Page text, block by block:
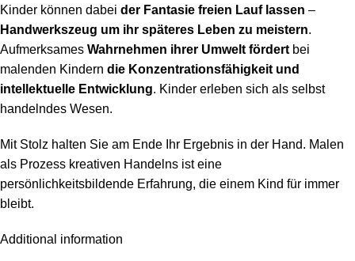
Kinder können dabei der Fantasie freien Lauf lassen –
Handwerkszeug um ihr späteres Leben zu meistern.
Aufmerksames Wahrnehmen ihrer Umwelt fördert bei
malenden Kindern die Konzentrationsfähigkeit und
intellektuelle Entwicklung. Kinder erleben sich als selbst
handelndes Wesen.
Mit Stolz halten Sie am Ende Ihr Ergebnis in der Hand. Malen
als Prozess kreativen Handelns ist eine
persönlichkeitsbildende Erfahrung, die einem Kind für immer
bleibt.
Additional information